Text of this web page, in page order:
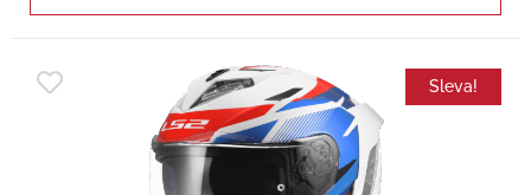
Sleva!